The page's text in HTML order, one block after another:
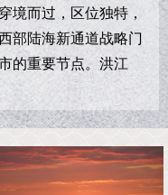
境而过，区位独特，
部陆海新通道战略门
的重要节点。洪江